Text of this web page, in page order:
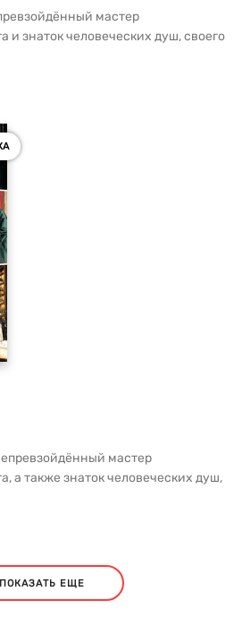
мастер
и знаток человеческих душ, своего
мастер
а также знаток человеческих душ,
ПОКАЗАТЬ ЕЩЕ